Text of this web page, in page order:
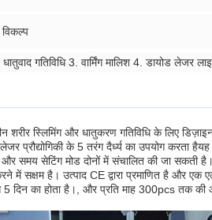
गतिविधि 3. वार्मिंग मालिश 4. डायोड
स्लिमिंग और धातुकरण गतिविधि के लिए
प्रौद्योगिकी के 5 तरंग दैर्ध्य का उपयोग करता
समय सेटिंग मोड दोनों में संचालित की जा सकती
सक्षम है। उत्पाद CE द्वारा प्रमाणित है और
दिन का होता है।, और प्रति माह 300pcs तक